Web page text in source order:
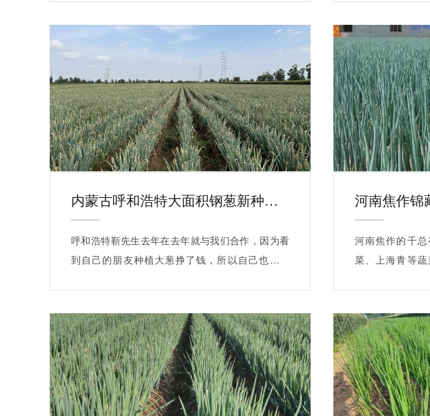
内蒙古呼和浩特大面积钢葱新种案例
呼和浩特靳先生去年在去年就与我们合作，因为看
到自己的朋友种植大葱挣了钱，所以自己也想尝
河南焦作锦
河南焦作的千
菜、上海青等蔬